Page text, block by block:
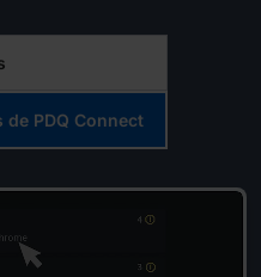
de PDQ Connect